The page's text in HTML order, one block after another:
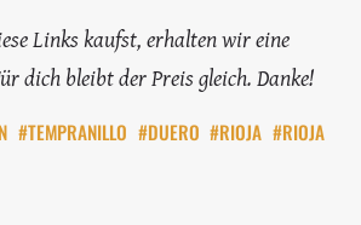
Links kaufst, erhalten wir eine
dich bleibt der Preis gleich. Danke!
#TEMPRANILLO #DUERO #RIOJA #RIOJA